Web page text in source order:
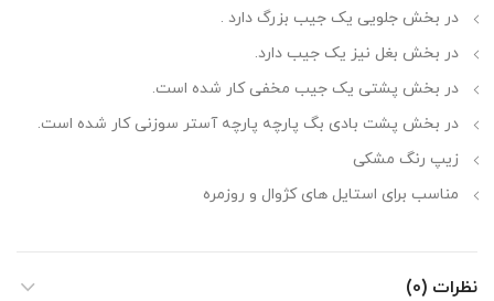
در بخش جلویی یک جیب بزرگ دارد .
در بخش بغل نیز یک جیب دارد.
در بخش پشتی یک جیب مخفی کار شده است.
در بخش پشت بادی بگ پارچه پارچه آستر سوزنی کار شده است.
زیپ رنگ مشکی
مناسب برای استایل های کژوال و روزمره
نظرات (0)